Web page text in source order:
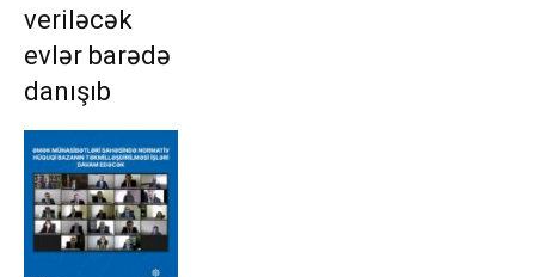
veriləcək
evlər barədə
danışıb